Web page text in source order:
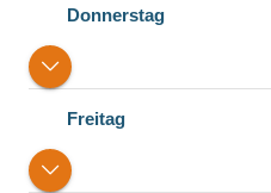
Donnerstag
Freitag